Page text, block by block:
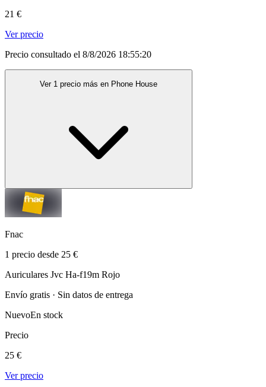
21 €
Ver precio
Precio consultado el 8/8/2026 18:55:20
Ver 1 precio más en Phone House
Fnac
1 precio desde 25 €
Auriculares Jvc Ha-f19m Rojo
Envío gratis · Sin datos de entrega
NuevoEn stock
Precio
25 €
Ver precio